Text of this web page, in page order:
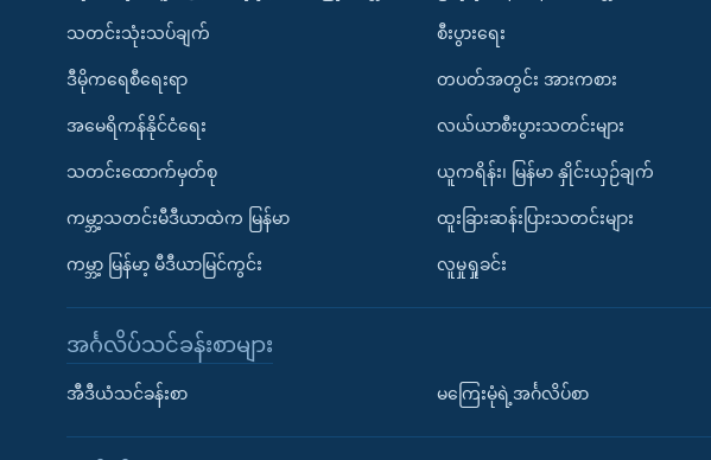
သတင်းသုံးသပ်ချက်
ဒီမိုကရေစီရေးရာ
အမေရိကန်နိုင်ငံရေး
သတင်းထောက်မှတ်စု
ကမ္ဘာ့သတင်းမီဒီယာထဲက မြန်မာ
ကမ္ဘာ့ မြန်မာ့ မီဒီယာမြင်ကွင်း
စီးပွားရေး
တပတ်အတွင်း အားကစား
လယ်ယာစီးပွားသတင်းများ
ယူကရိန်း၊ မြန်မာ နှိုင်းယှဉ်ချက်
ထူးခြားဆန်းပြားသတင်းများ
လူမှုရှုခင်း
အင်္ဂလိပ်သင်ခန်းစာများ
အီဒီယံသင်ခန်းစာ မကြေးမုံရဲ့အင်္ဂလိပ်စာ